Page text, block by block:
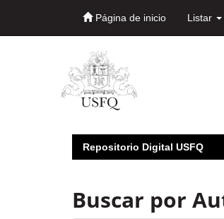
Página de inicio Listar
Repositorio Digital USFQ
Buscar por